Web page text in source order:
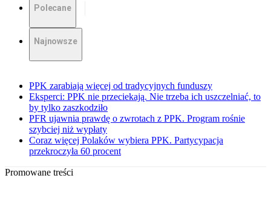
Polecane
Najnowsze
PPK zarabiają więcej od tradycyjnych funduszy
Eksperci: PPK nie przeciekają. Nie trzeba ich uszczelniać, to
by tylko zaszkodziło
PFR ujawnia prawdę o zwrotach z PPK. Program rośnie
szybciej niż wypłaty
Coraz więcej Polaków wybiera PPK. Partycypacja
przekroczyła 60 procent
Promowane treści